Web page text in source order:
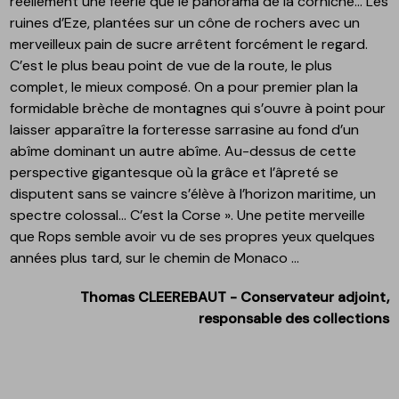
ruines d’Eze, plantées sur un cône de rochers avec un
merveilleux pain de sucre arrêtent forcément le regard.
C’est le plus beau point de vue de la route, le plus
complet, le mieux composé. On a pour premier plan la
formidable brèche de montagnes qui s’ouvre à point pour
laisser apparaître la forteresse sarrasine au fond d’un
abîme dominant un autre abîme. Au-dessus de cette
perspective gigantesque où la grâce et l’âpreté se
disputent sans se vaincre s’élève à l’horizon maritime, un
spectre colossal… C’est la Corse ». Une petite merveille
que Rops semble avoir vu de ses propres yeux quelques
années plus tard, sur le chemin de Monaco …
Thomas CLEEREBAUT - Conservateur adjoint,
responsable des collections